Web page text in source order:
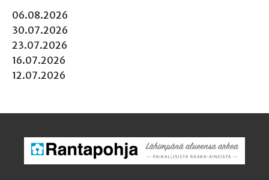
06.08.2026
30.07.2026
23.07.2026
16.07.2026
12.07.2026